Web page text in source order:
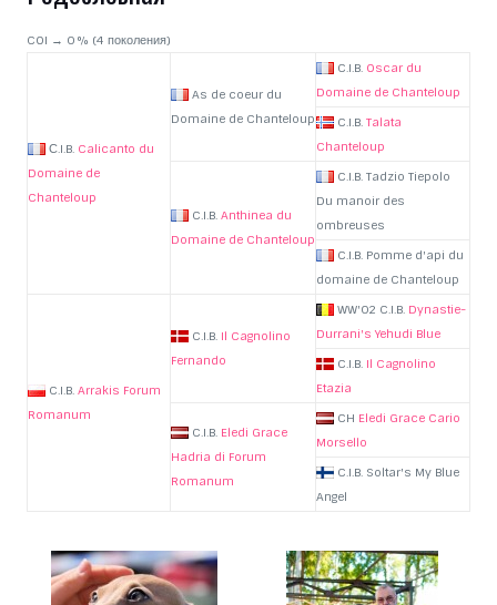
COI → 0 % (4 поколения)
С.I.B. Calicanto du
Domaine de
Chanteloup
As de coeur du
Domaine de Chanteloup
C.I.B. Oscar du
Domaine de Chanteloup
C.I.B. Talata
Chanteloup
C.I.B. Anthinea du
Domaine de Chanteloup
C.I.B. Tadzio Tiepolo
Du manoir des
ombreuses
C.I.B. Pomme d'api du
domaine de Chanteloup
C.I.B. Arrakis Forum
Romanum
C.I.B. Il Cagnolino
Fernando
WW'02 C.I.B. Dynastie-
Durrani's Yehudi Blue
C.I.B. Il Cagnolino
Etazia
C.I.B. Eledi Grace
Hadria di Forum
Romanum
CH Eledi Grace Cario
Morsello
C.I.B. Soltar's My Blue
Angel